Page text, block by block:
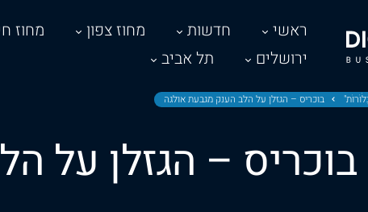
ראשי חדשות מחוז צפון מחוז
ירושלים
תל אביב
בוכריס – הגזלן על הלב הענק מגבעת אולגה
בוכריס – הגזלן על